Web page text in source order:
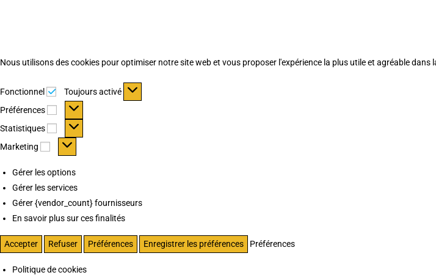
Nous utilisons des cookies pour optimiser notre site web et vous proposer l'expérience la plus utile et agréable dans
Fonctionnel Fonctionnel
Toujours activé
Préférences
Préférences
Statistiques Statistiques
Marketing Marketing
Gérer les options
Gérer les services
Gérer {vendor_count} fournisseurs
En savoir plus sur ces finalités
Accepter Refuser Préférences Enregistrer les préférences Préférences
Politique de cookies